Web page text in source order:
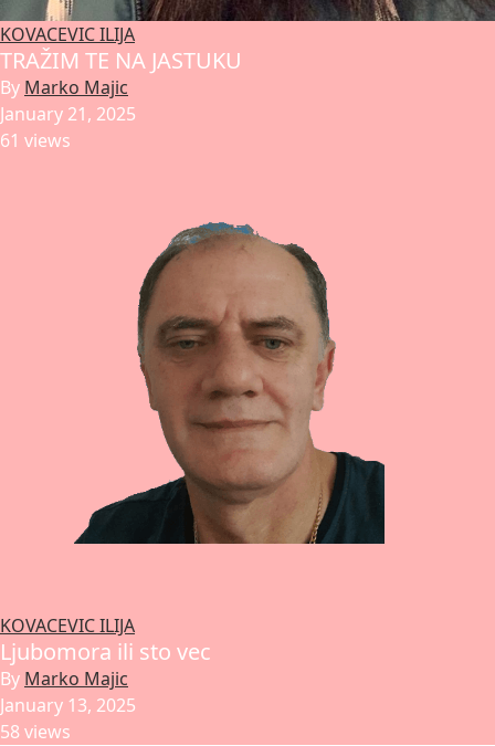
KOVACEVIC ILIJA
TRAŽIM TE NA JASTUKU
By Marko Majic
January 21, 2025
61 views
KOVACEVIC ILIJA
Ljubomora ili sto vec
By Marko Majic
January 13, 2025
58 views